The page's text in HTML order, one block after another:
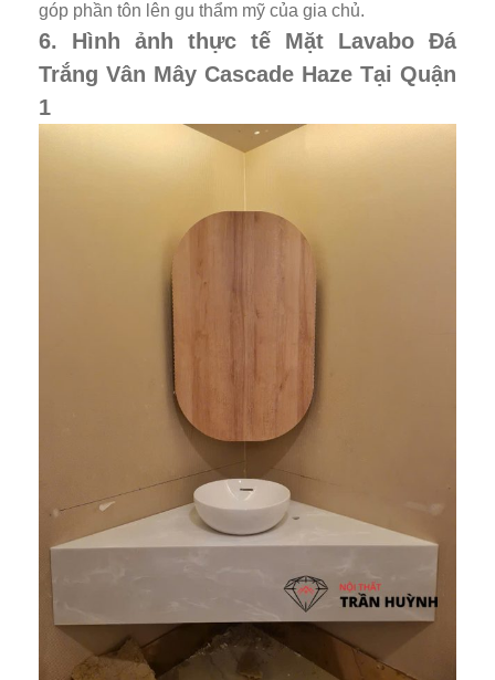
góp phần tôn lên gu thẩm mỹ của gia chủ.
6. Hình ảnh thực tế Mặt Lavabo Đá
Trắng Vân Mây Cascade Haze Tại Quận
1